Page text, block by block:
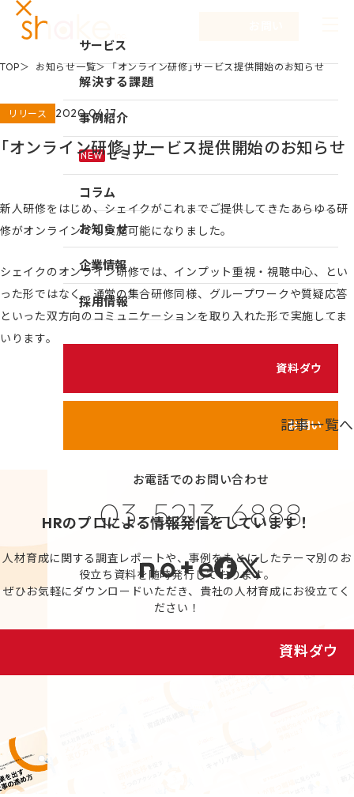
サービス
サービスTOP
リーダーシップ開発
キャリア自律
仕組み作り
新入社員研修
組織づくり
成果を出す仕事の進め方
育成体系構築
解決する課題
事例紹介
NEW セミナー
コラム
お知らせ
企業情報
企業情報TOP
代表メッセージ
健康経営の取り組み
プライバシーポリシー
情報セキュリティポリシー
採用情報
お電話でのお問い合わせ
03-5213-6888
TOP お知らせ一覧 「オンライン研修」サービス提供開始のお知らせ
リリース 2020.04.17
「オンライン研修」サービス提供開始のお知らせ
新人研修をはじめ、シェイクがこれまでご提供してきたあらゆる研
修がオンラインでも実施可能になりました。
シェイクのオンライン研修では、インプット重視・視聴中心、とい
った形ではなく、通常の集合研修同様、グループワークや質疑応答
といった双方向のコミュニケーションを取り入れた形で実施してま
いります。
記事一覧へ
HRのプロによる情報発信をしています！
人材育成に関する調査レポートや、事例をもとにしたテーマ別のお
役立ち資料を随時発行しております。
ぜひお気軽にダウンロードいただき、貴社の人材育成にお役立てく
ださい！